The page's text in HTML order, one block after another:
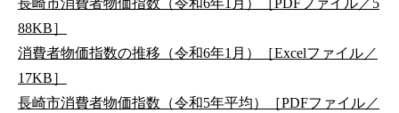
長崎市消費者物価指数（令和6年1月）［PDFファイル／5
88KB］
消費者物価指数の推移（令和6年1月）［Excelファイル／
17KB］
長崎市消費者物価指数（令和5年平均）［PDFファイル／